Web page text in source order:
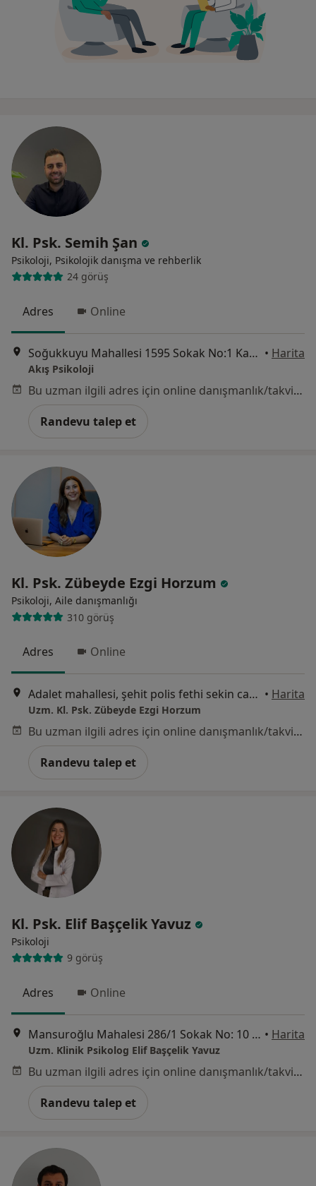
Kl. Psk. Semih Şan
Psikoloji, Psikolojik danışma ve rehberlik
24 görüş
Adres Online
Soğukkuyu Mahallesi 1595 Sokak No:1 Kat:3 Daire:13 Karşıyaka Plaza, İzmir • Harita
Akış Psikoloji
Bu uzman ilgili adres için online danışmanlık/takvim sunmuyor.
Randevu talep et
Kl. Psk. Zübeyde Ezgi Horzum
Psikoloji, Aile danışmanlığı
310 görüş
Adres Online
Adalet mahallesi, şehit polis fethi sekin caddesi no:6 Ventus Tower, kat:8 ofis 83, İzmir • Harita
Uzm. Kl. Psk. Zübeyde Ezgi Horzum
Bu uzman ilgili adres için online danışmanlık/takvim sunmuyor.
Randevu talep et
Kl. Psk. Elif Başçelik Yavuz
Psikoloji
9 görüş
Adres Online
Mansuroğlu Mahalesi 286/1 Sokak No: 10 K: 1 D: 7 Modda Suites, Bayraklı • Harita
Uzm. Klinik Psikolog Elif Başçelik Yavuz
Bu uzman ilgili adres için online danışmanlık/takvim sunmuyor.
Randevu talep et